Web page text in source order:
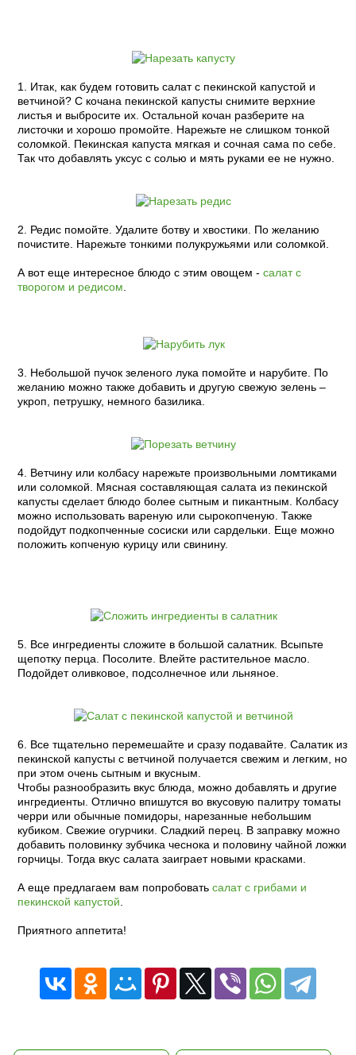
1. Итак, как будем готовить салат с пекинской капустой и
ветчиной? С кочана пекинской капусты снимите верхние
листья и выбросите их. Остальной кочан разберите на
листочки и хорошо промойте. Нарежьте не слишком тонкой
соломкой. Пекинская капуста мягкая и сочная сама по себе.
Так что добавлять уксус с солью и мять руками ее не нужно.
2. Редис помойте. Удалите ботву и хвостики. По желанию
почистите. Нарежьте тонкими полукружьями или соломкой.
А вот еще интересное блюдо с этим овощем - салат с
творогом и редисом
3. Небольшой пучок зеленого лука помойте и нарубите. По
желанию можно также добавить и другую свежую зелень –
укроп, петрушку, немного базилика.
4. Ветчину или колбасу нарежьте произвольными ломтиками
или соломкой. Мясная составляющая салата из пекинской
капусты сделает блюдо более сытным и пикантным. Колбасу
можно использовать вареную или сырокопченую. Также
подойдут подкопченные сосиски или сардельки. Еще можно
положить копченую курицу или свинину.
5. Все ингредиенты сложите в большой салатник. Всыпьте
щепотку перца. Посолите. Влейте растительное масло.
Подойдет оливковое, подсолнечное или льняное.
6. Все тщательно перемешайте и сразу подавайте. Салатик из
пекинской капусты с ветчиной получается свежим и легким, но
при этом очень сытным и вкусным.
Чтобы разнообразить вкус блюда, можно добавлять и другие
ингредиенты. Отлично впишутся во вкусовую палитру томаты
черри или обычные помидоры, нарезанные небольшим
кубиком. Свежие огурчики. Сладкий перец. В заправку можно
добавить половинку зубчика чеснока и половину чайной ложки
горчицы. Тогда вкус салата заиграет новыми красками.
А еще предлагаем вам попробовать салат с грибами и
пекинской капустой
Приятного аппетита!